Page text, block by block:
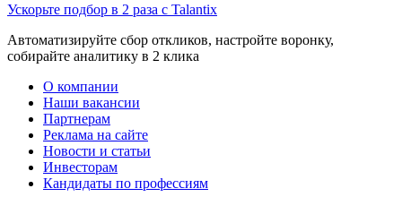
Ускорьте подбор в 2 раза с Talantix
Автоматизируйте сбор откликов, настройте воронку,
собирайте аналитику в 2 клика
О компании
Наши вакансии
Партнерам
Реклама на сайте
Новости и статьи
Инвесторам
Кандидаты по профессиям